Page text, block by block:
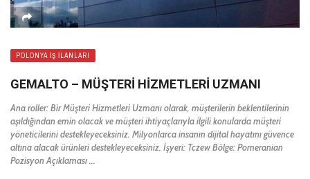
POLONYA İŞ İLANLARI
GEMALTO – MÜŞTERI HIZMETLERI UZMANI
Ana roller: Bir Müşteri Hizmetleri Uzmanı olarak, müşterilerin beklentilerinin
aşıldığından emin olacak ve müşteri ihtiyaçlarıyla ilgili konularda müşteri
yöneticilerini destekleyeceksiniz. Milyonlarca insanın dijital hayatını güvence
altına alacak ürünleri destekleyeceksiniz. İşyeri: Tczew Bölge: Pomeranian
Pozisyon Açıklaması ...